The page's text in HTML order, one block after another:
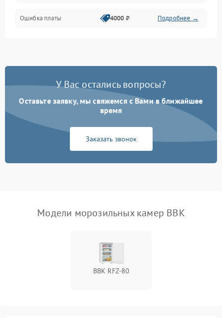
Ошибка платы 4000 ₽ Подробнее →
У Вас остались вопросы?
Оставьте заявку, мы свяжемся с Вами в ближайшее
время
Заказать звонок
Модели морозильных камер BBK
BBK RFZ-80